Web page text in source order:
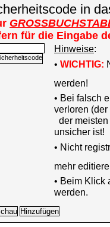
in
für die Eingabe
Hinweise:
• WICHTIG:
werden!
• Bei falsch
verloren
der
unsicher ist!
• Nicht
mehr
• Beim Klick
werden.